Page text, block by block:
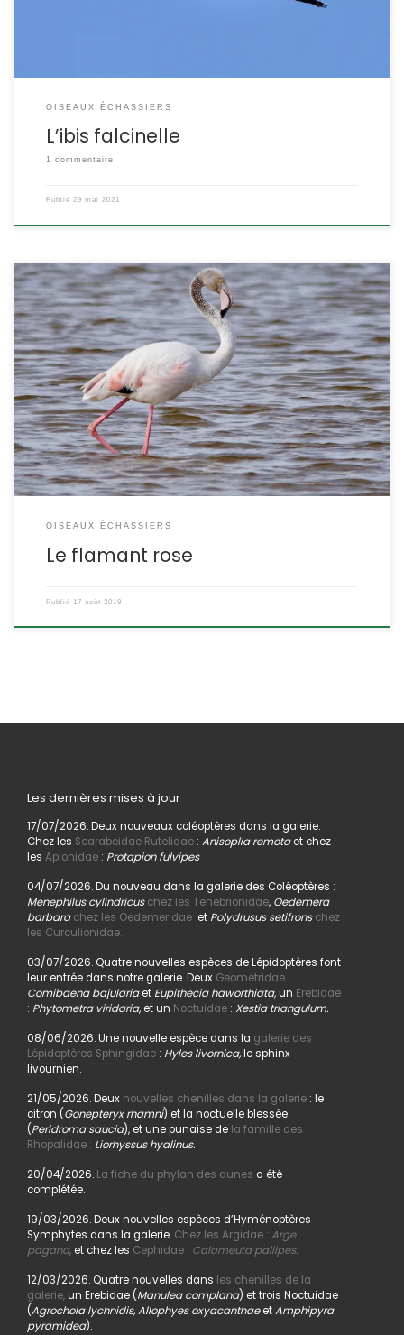
OISEAUX ÉCHASSIERS
L’ibis falcinelle
1 commentaire
Publié 29 mai 2021
C’est un oiseau impossible à confondre avec d’autres. Espèce
emblématique de la Camargue où il est présent en abondance
et toute l’année, il fréquente aussi les étangs languedociens où il
est souvent bien plus facile de le photographier. Phoenicopterus
roseus Pallas,1811 (ex. Phoenicopterus ruber roseus) POSITION
SYSTÉMATIQUE : Vertébré, Oiseau, Ciconiiforme, Famille des […]
OISEAUX ÉCHASSIERS
Le flamant rose
Publié 17 août 2019
Les dernières mises à jour
17/07/2026. Deux nouveaux coléoptères dans la galerie.
Chez les Scarabeidae Rutelidae: Anisoplia remotaet chez
les Apionidae: Protapion fulvipes
04/07/2026. Du nouveau dans la galerie des Coléoptères :
Menephilus cylindricus chez les Tenebrionidae,Oedemera
barbara chez les Oedemeridaeet Polydrusus setifrons chez
les Curculionidae.
03/07/2026. Quatre nouvelles espèces de Lépidoptères font
leur entrée dans notre galerie. Deux Geometridae:
Comibaena bajulariaet Eupithecia haworthiata,un Erebidae
: Phytometra viridaria, et un Noctuidae: Xestia triangulum.
08/06/2026. Une nouvelle espèce dans la galerie des
Lépidoptères Sphingidae: Hyles livornica,le sphinx
livournien.
21/05/2026. Deux nouvelles chenilles dans la galerie : le
citron (Gonepteryx rhamni) et la noctuelle blessée
(Peridroma saucia), et une punaise dela famille des
Rhopalidae : Liorhyssus hyalinus.
20/04/2026. La fiche du phylan des dunes a été
complétée.
19/03/2026. Deux nouvelles espèces d’Hyménoptères
Symphytes dans la galerie. Chez les Argidae : Arge
pagana,et chez les Cephidae : Calameuta pallipes.
12/03/2026. Quatre nouvelles dans les chenilles de la
galerie,un Erebidae (Manulea complana) et trois Noctuidae
(Agrochola lychnidis, Allophyes oxyacanthaeetAmphipyra
pyramidea).